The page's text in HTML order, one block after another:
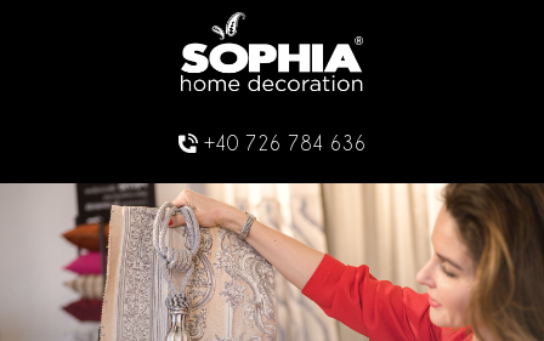
+40 726 784 636